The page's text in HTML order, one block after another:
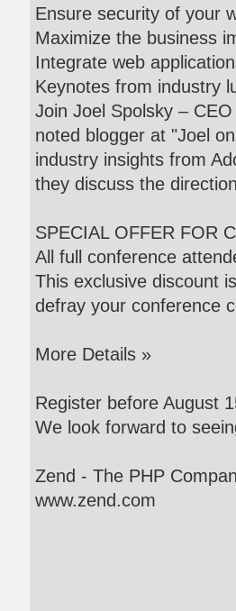
Ensure security of your
Maximize the business
Integrate web
Keynotes from industry
Join Joel Spolsky –
noted blogger at "Joel
industry insights from
they discuss the
SPECIAL OFFER FOR
All full conference
This exclusive discount
defray your conference
More Details »
Register before August
We look forward to
Zend - The PHP
www.zend.com